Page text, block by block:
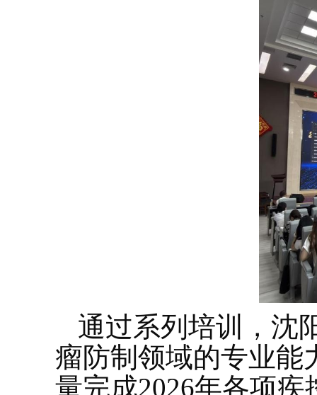
通过系列培训，沈
瘤防制领域的专业能
量完成2026年各项